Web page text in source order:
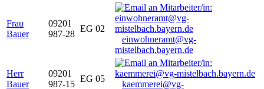
Frau
Bauer
09201
987-28
EG 02
einwohneramt@vg-
mistelbach.bayern.de
Herr
Bauer
09201
987-15
EG 05
kaemmerei@vg-